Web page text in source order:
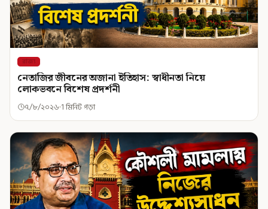
রাজ্য
নেতাজির জীবনের অজানা ইতিহাস: স্বাধীনতা নিয়ে
লোকভবনে বিশেষ প্রদর্শনী
৭/৮/২০২৬ 1 মিনিট পড়া